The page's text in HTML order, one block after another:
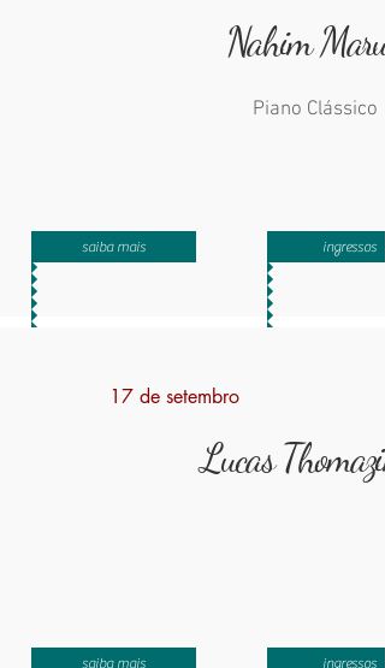
Nahim Marun
Piano Clássico
saiba mais ingressos
17 de setembro
Lucas
saiba mais ingressos